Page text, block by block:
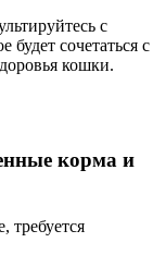
с
будет сочетаться с
кошки.
корма и
требуется